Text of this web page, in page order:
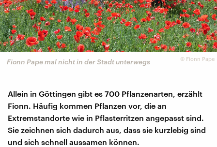
© Fionn Pape
Fionn Pape mal nicht in der Stadt unterwegs
Allein in Göttingen gibt es 700 Pflanzenarten, erzählt
Fionn. Häufig kommen Pflanzen vor, die an
Extremstandorte wie in Pflasterritzen angepasst sind.
Sie zeichnen sich dadurch aus, dass sie kurzlebig sind
und sich schnell aussamen können.